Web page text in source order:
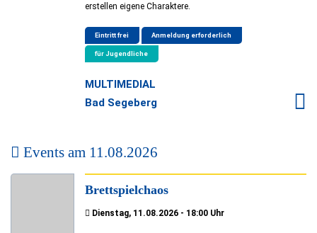
erstellen eigene Charaktere.
Eintritt frei Anmeldung erforderlich
für Jugendliche
MULTIMEDIAL
Bad Segeberg
Events am 11.08.2026
Brettspielchaos
Dienstag, 11.08.2026 - 18:00 Uhr